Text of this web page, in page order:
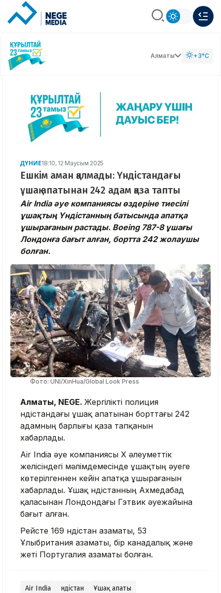
Алматы +3°C
ДҮНИЕ18:10, 12 Маусым 2025
Ешкім аман қалмады: Үндістандағы
ұшақ апатынан 242 адам қаза тапты
Air India әуе компаниясы өздеріне тиесілі
ұшақтың Үндістанның батысында апатқа
ұшырағанын растады. Boeing 787-8 ұшағы
Лондонға бағыт алған, бортта 242 жолаушы
болған.
Фото: UNI/XinHua/Global Look Press
Алматы, NEGE. Жергілікті полиция
Үндістандағы ұшақ апатынан борттағы 242
адамның барлығы қаза тапқанын
хабарлады.
Air India әуе компаниясы X әлеуметтік
желісіндегі мәлімдемесінде ұшақтың әуеге
көтерілгеннен кейін апатқа ұшырағанын
хабарлады. Ұшақ Үндістанның Ахмедабад
қаласынан Лондондағы Гэтвик әуежайына
бағыт алған.
Рейсте 169 Үндістан азаматы, 53
Ұлыбритания азаматы, бір канадалық және
жеті Португалия азаматы болған.
Air India Үндістан Ұшақ апаты